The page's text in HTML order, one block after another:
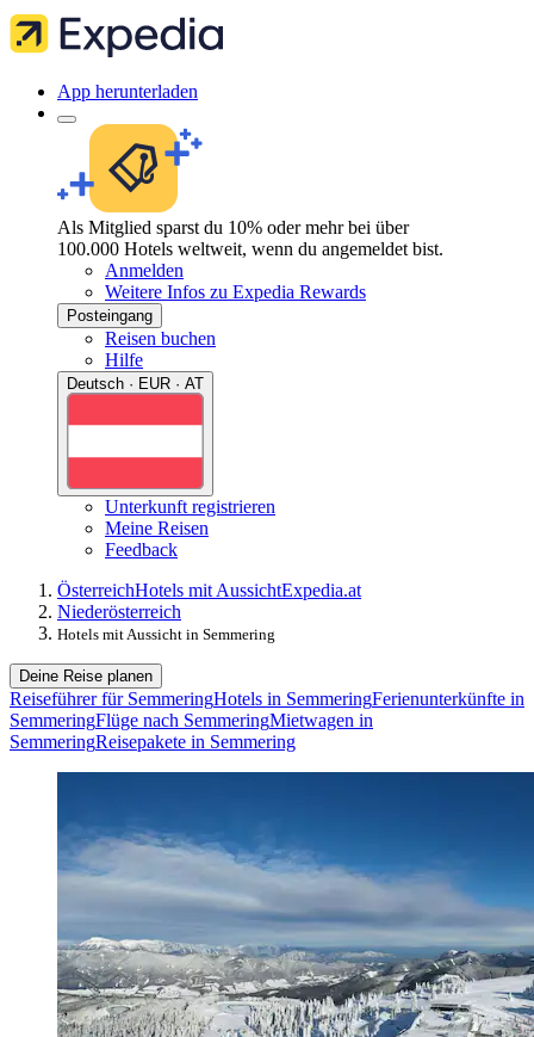
App herunterladen
Als Mitglied sparst du 10% oder mehr bei über
100.000 Hotels weltweit, wenn du angemeldet bist.
Anmelden
Weitere Infos zu Expedia Rewards
Posteingang
Reisen buchen
Hilfe
Deutsch · EUR · AT
Unterkunft registrieren
Meine Reisen
Feedback
ÖsterreichHotels mit AussichtExpedia.at
Niederösterreich
Hotels mit Aussicht in Semmering
Deine Reise planen
Reiseführer für SemmeringHotels in SemmeringFerienunterkünfte in
SemmeringFlüge nach SemmeringMietwagen in
SemmeringReisepakete in Semmering